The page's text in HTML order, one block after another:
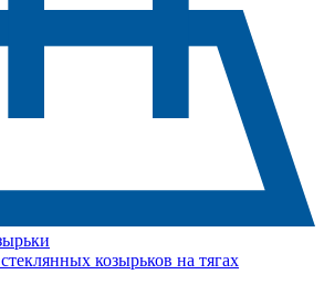
козырьков на тягах